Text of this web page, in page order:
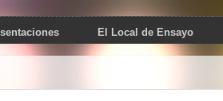
El Local de Ensayo